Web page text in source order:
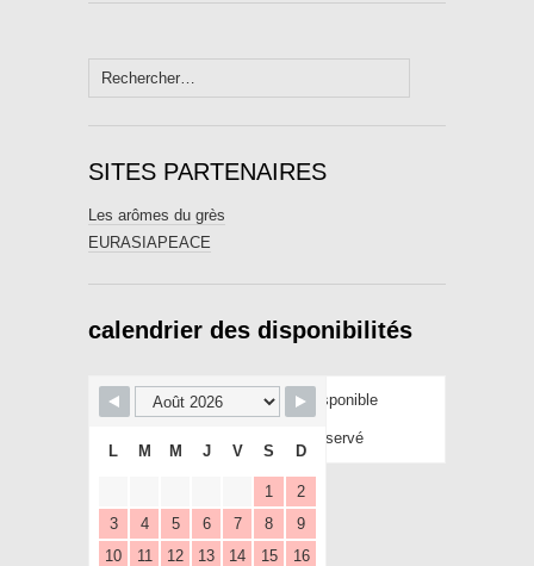
Rechercher :
SITES PARTENAIRES
Les arômes du grès
EURASIAPEACE
calendrier des disponibilités
Disponible
Réservé
L M M J V S D
1
2
3
4 5 6 7 8
9
10
11 12 13 14 15
16